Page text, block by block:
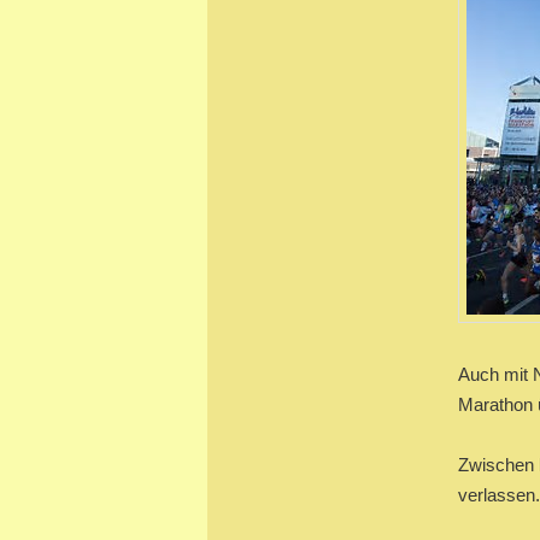
Auch mit
Marathon
Zwischen
verlassen.